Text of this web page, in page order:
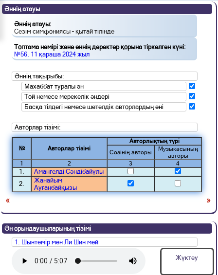
Әннің атауы
Әннің атауы:
Сезім симфониясы – қытай тілінде
Топтама нөмірі және әннің деректер қорына тіркелген күні:
№56, 11 қараша 2024 жыл
Әннің тақырыбы:
Махаббат туралы ән
Той немесе мерекелік әндері
Басқа тілдегі немесе шетелдік авторлардың әні
Авторлар тізімі:
№ Авторлар тізімі
Авторлықтың түрі
Сөзінің авторы
Музыкасының
авторы
1
2 3 4
1.
Амангелді Сәндібайұлы
2.
Жанайым
Ауғанбайқызы
« »
Ән орындаушыларының тізімі
1. Шынтемір мен Ли Шин мей
Жүктеу